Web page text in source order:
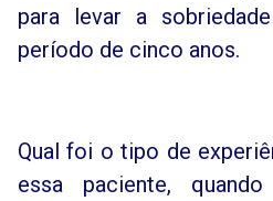
para levar a
período de cinco anos.
Qual foi o tipo de
essa paciente,